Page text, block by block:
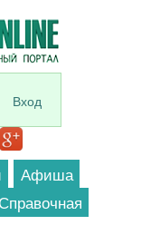
Вход
Афиша
Справочная